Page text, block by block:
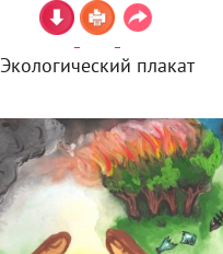
Экологический плакат